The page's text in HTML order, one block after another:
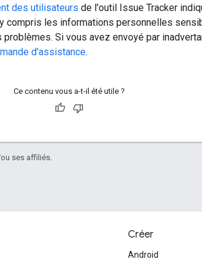
des utilisateurs de l'outil Issue Tracker
compris les informations personnelles
Si vous avez envoyé par
d'assistance.
Ce contenu vous a-t-il été utile ?
ses affiliés.
Créer
Android